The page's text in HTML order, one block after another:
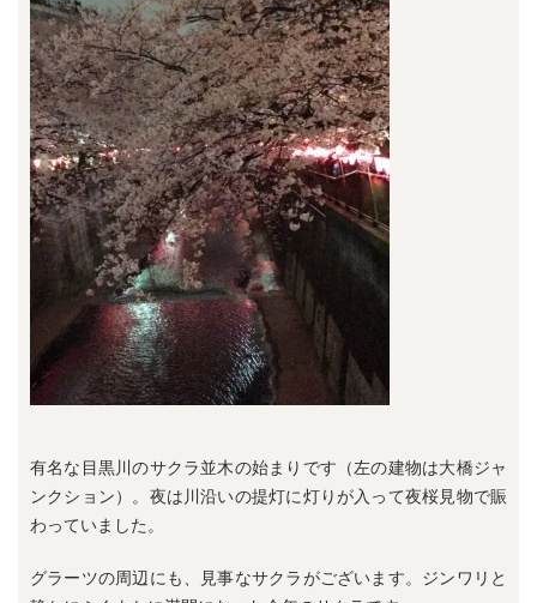
有名な目黒川のサクラ並木の始まりです（左の建物は大橋ジャ
ンクション）。夜は川沿いの提灯に灯りが入って夜桜見物で賑
わっていました。
グラーツの周辺にも、見事なサクラがございます。ジンワリと